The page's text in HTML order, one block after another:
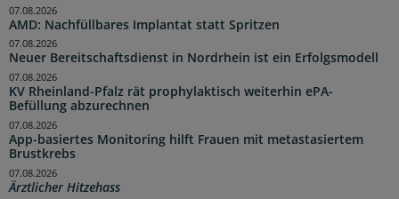
AMD: Nachfüllbares Implantat statt Spritzen
07.08.2026
Neuer Bereitschaftsdienst in Nordrhein ist ein Erfolgsmodell
07.08.2026
KV Rheinland-Pfalz rät prophylaktisch weiterhin ePA-
Befüllung abzurechnen
07.08.2026
App-basiertes Monitoring hilft Frauen mit metastasiertem
Brustkrebs
07.08.2026
Ärztlicher Hitzehass
07.08.2026